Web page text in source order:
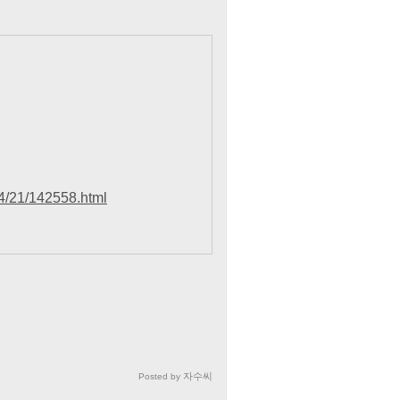
21/142558.html
Posted by 자수씨